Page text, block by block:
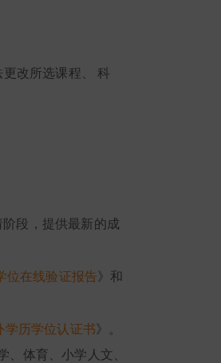
改所选课程、 科
段，提供最新的成
位在线验证报告》和
学历学位认证书》。
、体育、小学人文、